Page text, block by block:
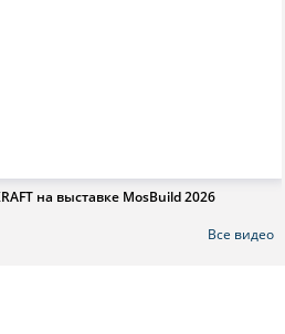
на выставке MosBuild 2026
Все видео